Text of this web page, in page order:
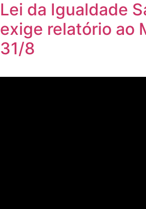
Lei da Igualdade
exige relatório ao
31/8